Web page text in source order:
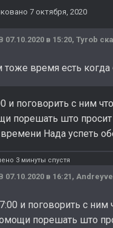
7 октября, 2020
07.10.2020 в 15:20, Tyrob
тоже время есть
и поговорить с ним
порешать што просит
времени Нада успеть
3 минуты спустя
07.10.2020 в 16:21,
и поговорить с ним
порешать што